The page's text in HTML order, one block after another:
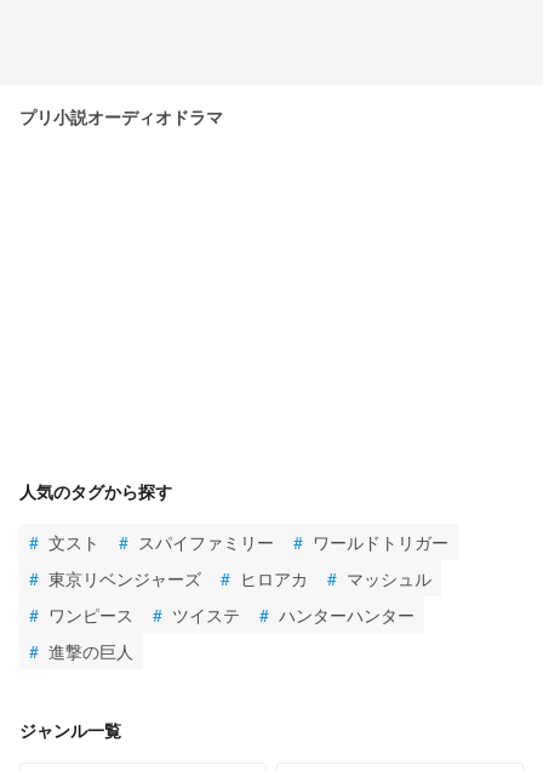
プリ小説オーディオドラマ
人気のタグから探す
# 文スト # スパイファミリー # ワールドトリガー
# 東京リベンジャーズ # ヒロアカ # マッシュル
# ワンピース # ツイステ # ハンターハンター
# 進撃の巨人
ジャンル一覧